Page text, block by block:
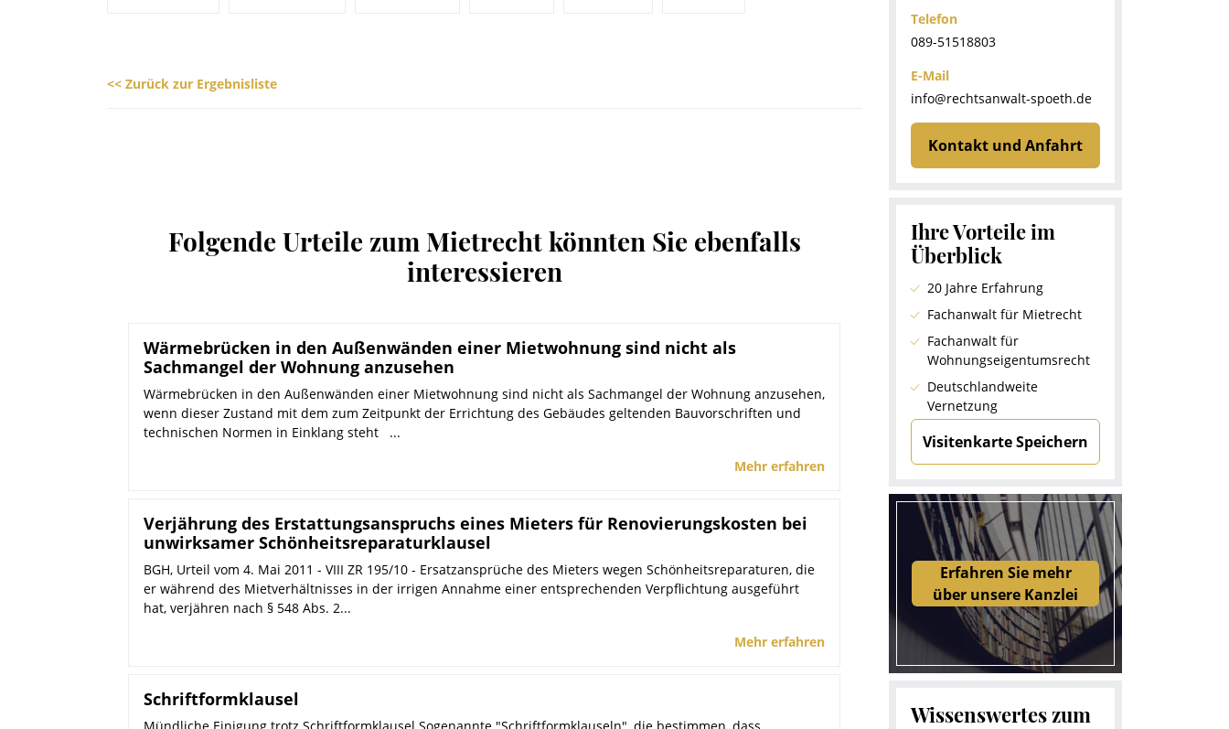
<< Zurück zur Ergebnisliste
Folgende Urteile zum Mietrecht könnten Sie ebenfalls
interessieren
Wärmebrücken in den Außenwänden einer Mietwohnung sind nicht als
Sachmangel der Wohnung anzusehen
Wärmebrücken in den Außenwänden einer Mietwohnung sind nicht als Sachmangel der Wohnung anzusehen,
wenn dieser Zustand mit dem zum Zeitpunkt der Errichtung des Gebäudes geltenden Bauvorschriften und
technischen Normen in Einklang steht ...
Mehr erfahren
Verjährung des Erstattungsanspruchs eines Mieters für Renovierungskosten bei
unwirksamer Schönheitsreparaturklausel
BGH, Urteil vom 4. Mai 2011 - VIII ZR 195/10 - Ersatzansprüche des Mieters wegen Schönheitsreparaturen, die
er während des Mietverhältnisses in der irrigen Annahme einer entsprechenden Verpflichtung ausgeführt
hat, verjähren nach § 548 Abs. 2...
Mehr erfahren
Schriftformklausel
Telefon
089-51518803
E-Mail
info@rechtsanwalt-spoeth.de
Kontakt und Anfahrt
Ihre Vorteile im
Überblick
20 Jahre Erfahrung
Fachanwalt für Mietrecht
Fachanwalt für
Wohnungseigentumsrecht
Deutschlandweite
Vernetzung
Visitenkarte Speichern
Erfahren Sie mehr
über unsere Kanzlei
Wissenswertes zum